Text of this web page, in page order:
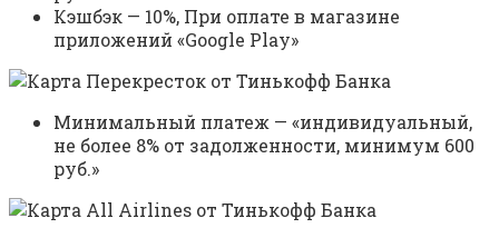
Кэшбэк — 10%, При оплате в магазине
приложений «Google Play»
Минимальный платеж — «индивидуальный,
не более 8% от задолженности, минимум 600
руб.»